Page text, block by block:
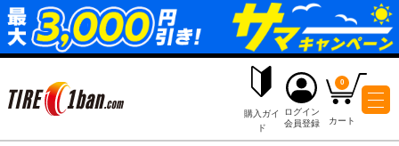
購入ガイ ログイン